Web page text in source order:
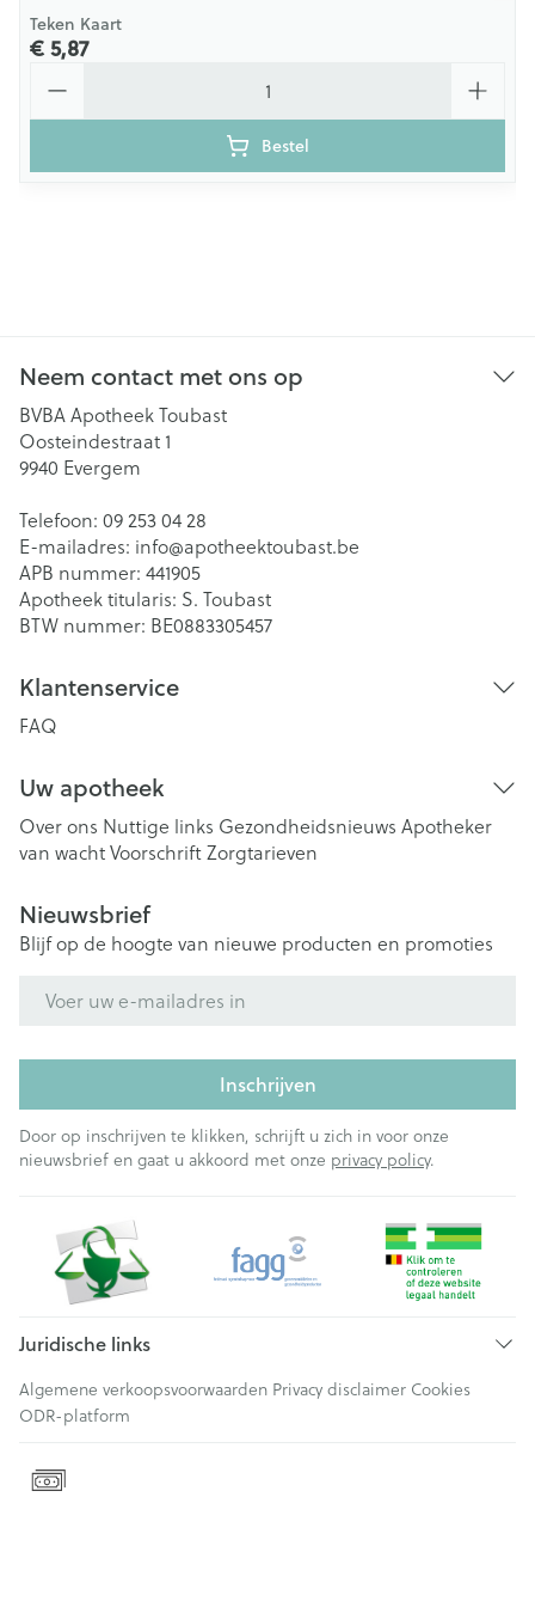
Teken Kaart
€ 5,87
Bestel
Neem contact met ons op
BVBA Apotheek Toubast
Oosteindestraat 1
9940 Evergem
Telefoon: 09 253 04 28
E-mailadres: info@apotheektoubast.be
APB nummer: 441905
Apotheek titularis: S. Toubast
BTW nummer: BE0883305457
Klantenservice
FAQ
Uw apotheek
Over ons Nuttige links Gezondheidsnieuws Apotheker
van wachtVoorschriftZorgtarieven
Nieuwsbrief
Blijf op de hoogte van nieuwe producten en promoties
Inschrijven
Door op inschrijven te klikken, schrijft u zich in voor onze
nieuwsbrief en gaat u akkoord met onze privacy policy.
Juridische links
Algemene verkoopsvoorwaarden Privacy disclaimer Cookies
ODR-platform